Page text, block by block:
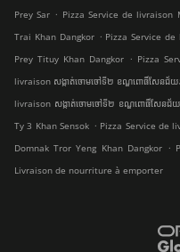
Prey Sar . Pizza Service de livraison
Trai Khan Dangkor . Pizza Service
Prey Tituy Khan Dangkor . Pizza
livraison សង្កាត់ចោមចៅទី២ ខណ្ឌពោធិ៍សែនជ័យរ
livraison សង្កាត់ចោមចៅទី២ ខណ្ឌពោធិ៍សែនជ័យរ
Ty 3 Khan Sensok . Pizza Service de
Domnak Tror Yeng Khan Dangkor .
Livraison de nourriture à emporter